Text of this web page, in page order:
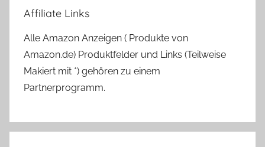
Affiliate Links
Alle Amazon Anzeigen ( Produkte von
Amazon.de) Produktfelder und Links (Teilweise
Makiert mit *) gehören zu einem
Partnerprogramm.